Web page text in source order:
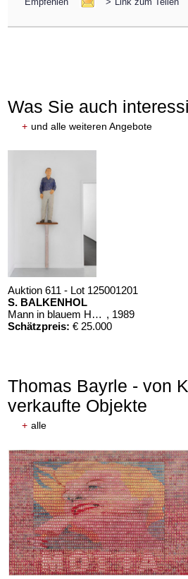
Was Sie auch
+ und alle weiteren Angebote
Auktion 611 - Lot 125001201
S. BALKENHOL
Mann in blauem Hemd , 1989
Schätzpreis: € 25.000
Thomas Bayrle - von
verkaufte Objekte
+ alle